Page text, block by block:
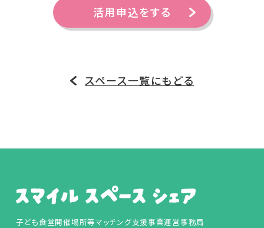
活用申込をする
スペース一覧にもどる
子ども食堂開催場所等マッチング支援事業運営事務局